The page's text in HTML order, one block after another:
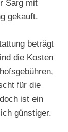
Sarg mit
gekauft.
beträgt
die Kosten
für die
ist ein
günstiger.